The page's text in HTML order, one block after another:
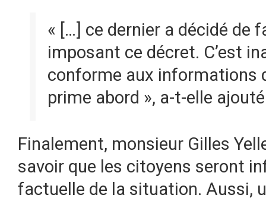
« […] ce dernier a décidé de
imposant ce décret. C’est
conforme aux informations
prime abord », a-t-elle
Finalement, monsieur Gilles
savoir que les citoyens seront
factuelle de la situation. Aussi,